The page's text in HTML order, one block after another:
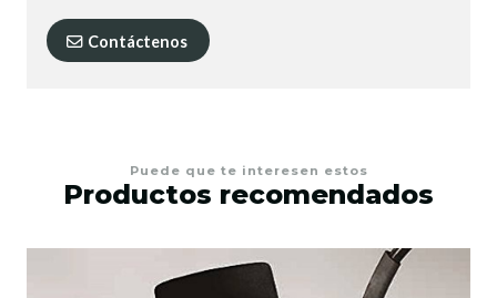
Contáctenos
Puede que te interesen estos
Productos recomendados